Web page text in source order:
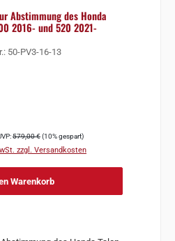
Abstimmung des Honda
2016- und 520 2021-
50-PV3-16-13
Preis:
579,00 €(10% gespart)
zzgl. Versandkosten
Warenkorb